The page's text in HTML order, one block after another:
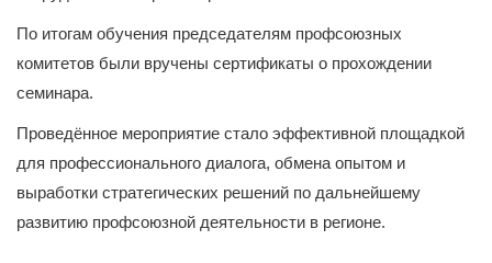
По итогам обучения председателям профсоюзных
комитетов были вручены сертификаты о прохождении
семинара.
Проведённое мероприятие стало эффективной площадкой
для профессионального диалога, обмена опытом и
выработки стратегических решений по дальнейшему
развитию профсоюзной деятельности в регионе.